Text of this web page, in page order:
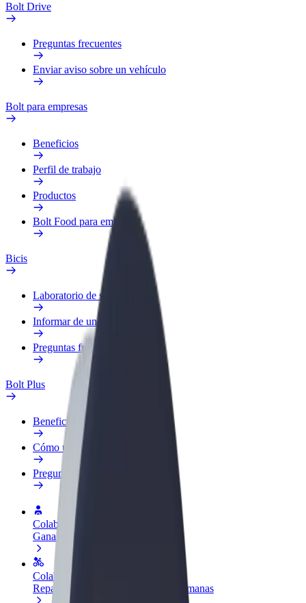
Bolt Drive
Preguntas frecuentes
Enviar aviso sobre un vehículo
Bolt para empresas
Beneficios
Perfil de trabajo
Productos
Bolt Food para empresas
Bicis
Laboratorio de seguridad
Informar de un problema
Preguntas frecuentes
Bolt Plus
Beneficios
Cómo unirse
Preguntas frecuentes
Colaborar como conductor
Gana dinero colaborando con Bolt
Colaborar como repartidor
Reparte comida y cobra todas las semanas